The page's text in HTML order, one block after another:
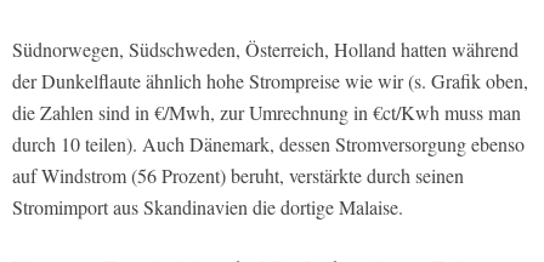
Südnorwegen, Südschweden, Österreich, Holland hatten während
der Dunkelflaute ähnlich hohe Strompreise wie wir (s. Grafik oben,
die Zahlen sind in €/Mwh, zur Umrechnung in €ct/Kwh muss man
durch 10 teilen). Auch Dänemark, dessen Stromversorgung ebenso
auf Windstrom (56 Prozent) beruht, verstärkte durch seinen
Stromimport aus Skandinavien die dortige Malaise.